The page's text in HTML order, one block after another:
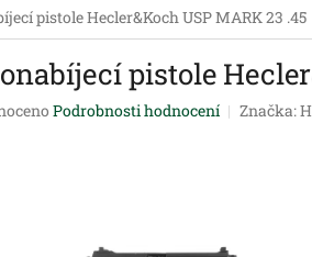
pistole Hecler&Koch USP MARK 23 .45
pistole
Podrobnosti hodnocení Značka: